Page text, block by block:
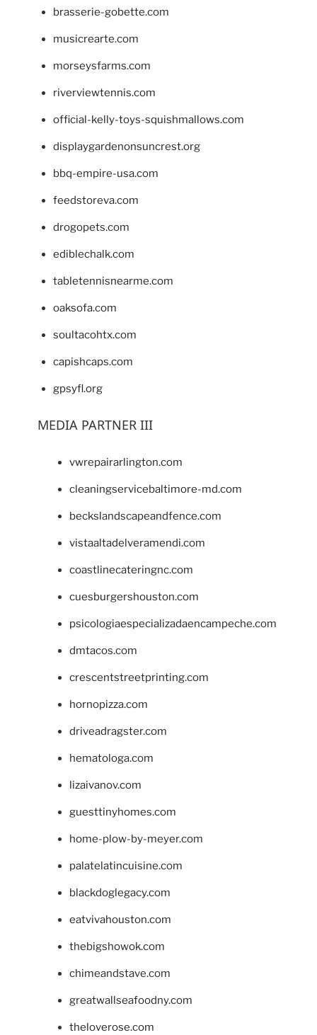
brasserie-gobette.com
musicrearte.com
morseysfarms.com
riverviewtennis.com
official-kelly-toys-squishmallows.com
displaygardenonsuncrest.org
bbq-empire-usa.com
feedstoreva.com
drogopets.com
ediblechalk.com
tabletennisnearme.com
oaksofa.com
soultacohtx.com
capishcaps.com
gpsyfl.org
MEDIA PARTNER III
vwrepairarlington.com
cleaningservicebaltimore-md.com
beckslandscapeandfence.com
vistaaltadelveramendi.com
coastlinecateringnc.com
cuesburgershouston.com
psicologiaespecializadaencampeche.com
dmtacos.com
crescentstreetprinting.com
hornopizza.com
driveadragster.com
hematologa.com
lizaivanov.com
guesttinyhomes.com
home-plow-by-meyer.com
palatelatincuisine.com
blackdoglegacy.com
eatvivahouston.com
thebigshowok.com
chimeandstave.com
greatwallseafoodny.com
theloverose.com